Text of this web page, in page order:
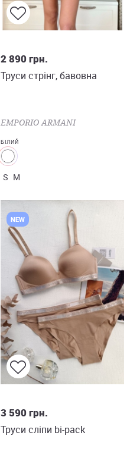
2 890грн.
Труси стрінг, бавовна
EMPORIO ARMANI
БІЛИЙ
S M
NEW
3 590грн.
Труси сліпи bi-pack